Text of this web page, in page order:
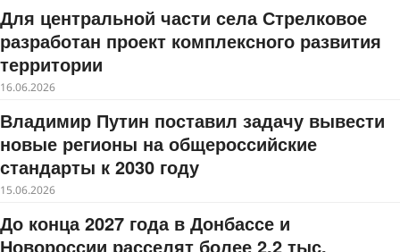
Для центральной части села Стрелковое
разработан проект комплексного развития
территории
16.06.2026
Владимир Путин поставил задачу вывести
новые регионы на общероссийские
стандарты к 2030 году
15.06.2026
До конца 2027 года в Донбассе и
Новороссии расселят более 2,2 тыс.